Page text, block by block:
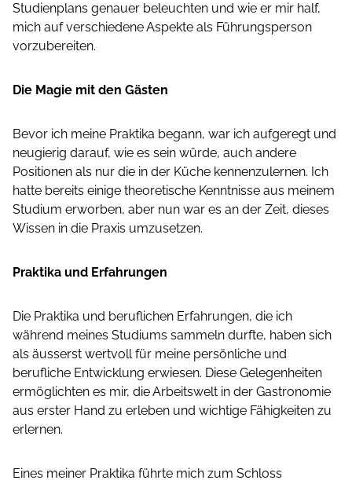
Studienplans genauer beleuchten und wie er mir half,
mich auf verschiedene Aspekte als Führungsperson
vorzubereiten.
Die Magie mit den Gästen
Bevor ich meine Praktika begann, war ich aufgeregt und
neugierig darauf, wie es sein würde, auch andere
Positionen als nur die in der Küche kennenzulernen. Ich
hatte bereits einige theoretische Kenntnisse aus meinem
Studium erworben, aber nun war es an der Zeit, dieses
Wissen in die Praxis umzusetzen.
Praktika und Erfahrungen
Die Praktika und beruflichen Erfahrungen, die ich
während meines Studiums sammeln durfte, haben sich
als äusserst wertvoll für meine persönliche und
berufliche Entwicklung erwiesen. Diese Gelegenheiten
ermöglichten es mir, die Arbeitswelt in der Gastronomie
aus erster Hand zu erleben und wichtige Fähigkeiten zu
erlernen.
Eines meiner Praktika führte mich zum Schloss